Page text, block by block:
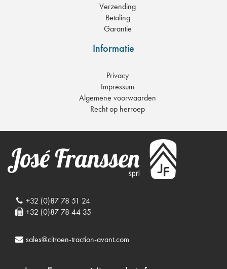
Verzending
Betaling
Garantie
Informatie
Privacy
Impressum
Algemene voorwaarden
Recht op herroep
+32 (0)87 78 51 24
+32 (0)87 78 44 35
sales@citroen-traction-avant.com